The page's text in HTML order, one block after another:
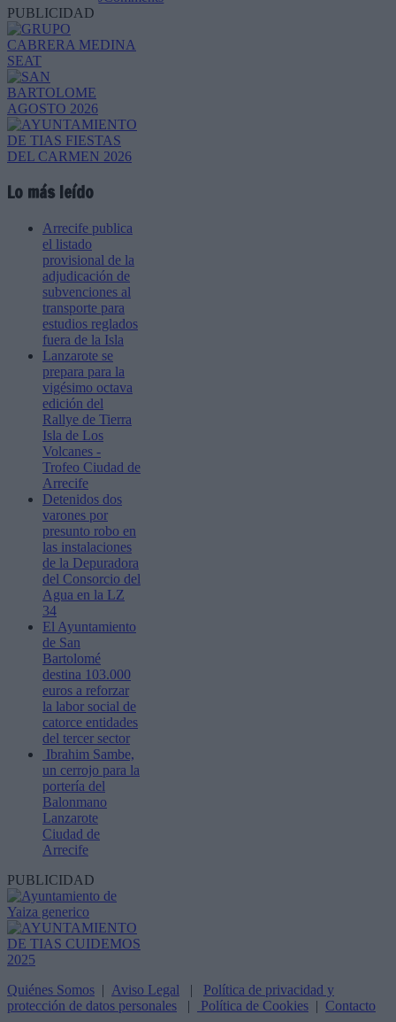
PUBLICIDAD
Lo más leído
Arrecife publica
el listado
provisional de la
adjudicación de
subvenciones al
transporte para
estudios reglados
fuera de la Isla
Lanzarote se
prepara para la
vigésimo octava
edición del
Rallye de Tierra
Isla de Los
Volcanes -
Trofeo Ciudad de
Arrecife
Detenidos dos
varones por
presunto robo en
las instalaciones
de la Depuradora
del Consorcio del
Agua en la LZ
34
El Ayuntamiento
de San
Bartolomé
destina 103.000
euros a reforzar
la labor social de
catorce entidades
del tercer sector
Ibrahim Sambe,
un cerrojo para la
portería del
Balonmano
Lanzarote
Ciudad de
Arrecife
PUBLICIDAD
Quiénes Somos | Aviso Legal | Política de privacidad y
protección de datos personales | Política de Cookies | Contacto